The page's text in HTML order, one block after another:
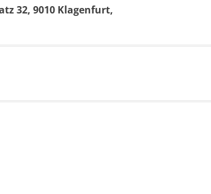
32, 9010 Klagenfurt,